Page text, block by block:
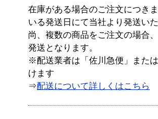
在庫がある場合のご注文につき
いる発送日にて当社より発送い
尚、複数の商品をご注文の場合
発送となります。
※配送業者は「佐川急便」また
けます
⇒配送について詳しくはこちら